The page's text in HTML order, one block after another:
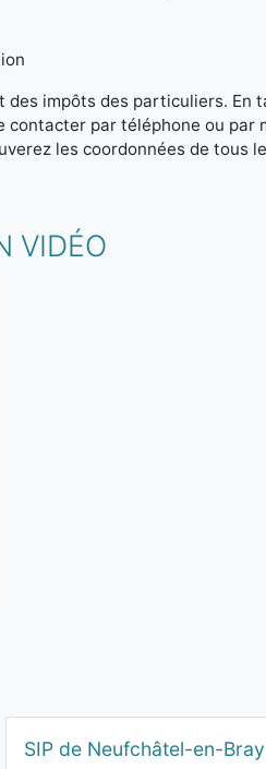
impôts des particuliers. En
par téléphone ou par
les coordonnées de tous
VIDÉO
SIP de Neufchâtel-en-Bray